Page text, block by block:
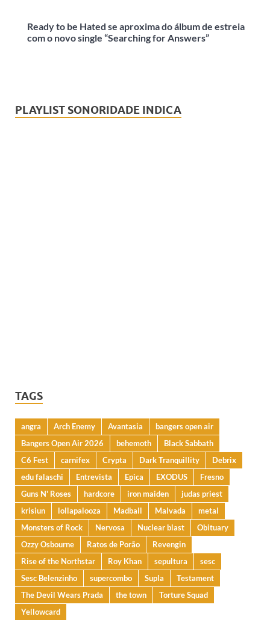
Ready to be Hated se aproxima do álbum de estreia
com o novo single “Searching for Answers”
PLAYLIST SONORIDADE INDICA
TAGS
angra Arch Enemy Avantasia
bangers open air
Bangers Open Air 2026
behemoth
Black Sabbath
C6 Fest
carnifex Crypta Dark Tranquillity
Debrix
edu falaschi
Entrevista Epica EXODUS
Fresno
Guns N' Roses
hardcore iron maiden
judas priest
krisiun
lollapalooza Madball Malvada
metal
Monsters of Rock
Nervosa Nuclear blast
Obituary
Ozzy Osbourne
Ratos de Porão
Revengin
Rise of the Northstar
Roy Khan sepultura
sesc
Sesc Belenzinho
supercombo Supla
Testament
The Devil Wears Prada
the town
Torture Squad
Yellowcard